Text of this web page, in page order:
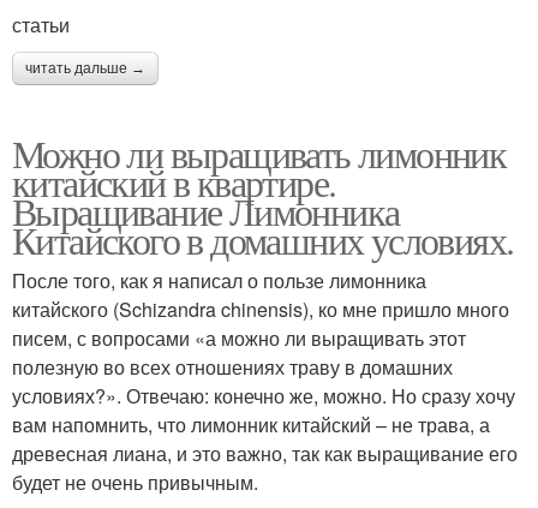
статьи
читать дальше →
Можно ли выращивать лимонник
китайский в квартире.
Выращивание Лимонника
Китайского в домашних условиях.
После того, как я написал о пользе лимонника
китайского (Schizandra chinensis), ко мне пришло много
писем, с вопросами «а можно ли выращивать этот
полезную во всех отношениях траву в домашних
условиях?». Отвечаю: конечно же, можно. Но сразу хочу
вам напомнить, что лимонник китайский – не трава, а
древесная лиана, и это важно, так как выращивание его
будет не очень привычным.